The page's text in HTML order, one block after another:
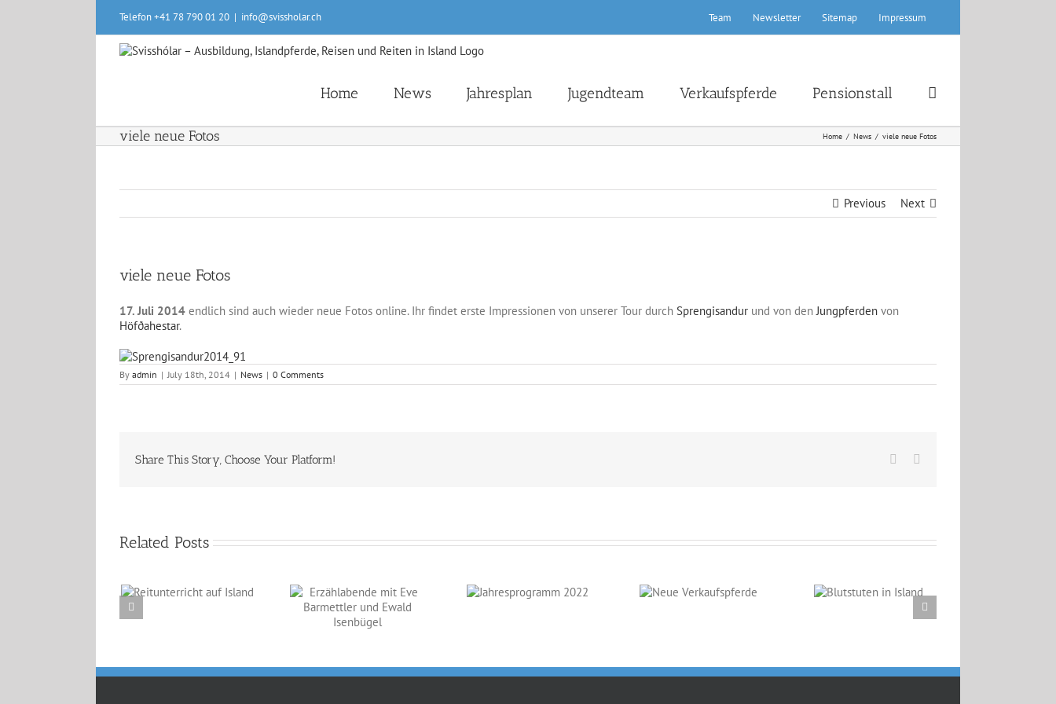
Telefon +41 78 790 01 20 | info@svissholar.ch Team Newsletter Sitemap Impressum
Home News Jahresplan Jugendteam Verkaufspferde Pensionstall
viele neue Fotos Home News viele neue Fotos
Previous Next
viele neue Fotos
17. Juli 2014 endlich sind auch wieder neue Fotos online. Ihr findet erste Impressionen von unserer Tour durch Sprengisandur und von denJungpferden von
Höfðahestar.
By admin | July 18th, 2014 | News | 0 Comments
Share This Story, Choose Your Platform! Facebook
Related Posts
Jahresprogramm
2022
Neue
Blutstuten in